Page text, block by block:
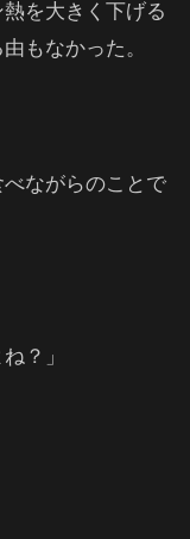
を大きく下げる
もなかった。
ながらのことで
？」